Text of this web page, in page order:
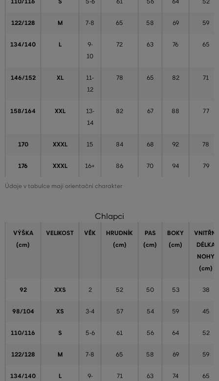
Údaje v tabulce mají orientační charakter
110/116 S 5-6 61 56 64 52
122/128 M 7-8 65 58 69 59
134/140 L
9-
10
72 63 76 65
146/152 XL
11-
12
78 65 82 71
158/164 XXL
13-
14
82 67 88 77
170 XXXL 15 84 68 92 78
176 XXXL 16+ 86 70 94 79
Chlapci
VÝŠKA
(cm)
VELIKOST VĚK
HRUDNÍK
(cm)
PAS
(cm)
BOKY
(cm)
VNITŘNÍ
DÉLKA
NOHY
(cm)
92 XXS 2 52 50 53 38
98/104 XS 3-4 57 54 59 45
110/116 S 5-6 61 56 64 52
122/128 M 7-8 65 58 69 59
134/140 L
9-
71 63 74 65